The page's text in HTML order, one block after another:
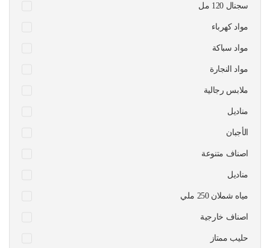
سجنال 120 مل
مواد كهرباء
مواد سباكة
مواد النجارة
ملابس رجالية
مناديل
الأجبان
اصناف متنوعة
مناديل
مياه شملان 250 ملي
اصناف خارجية
حليب ممتاز